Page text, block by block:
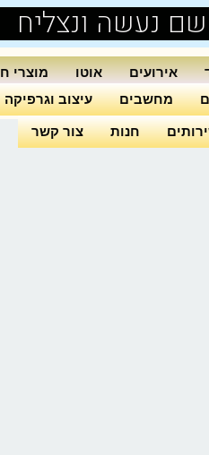
נעשה ונצליח
אירועים אוטו מוצרי
מחשבים עיצוב וגרפיקה
חנות צור קשר